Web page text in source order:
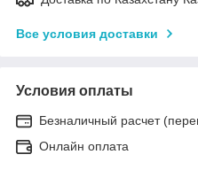
Все условия доставки
Условия оплаты
Безналичный расчет
Онлайн оплата